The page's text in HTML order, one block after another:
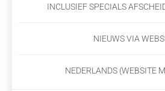
INCLUSIEF SPECIALS
NIEUWS VIA
NEDERLANDS (WEBSITE